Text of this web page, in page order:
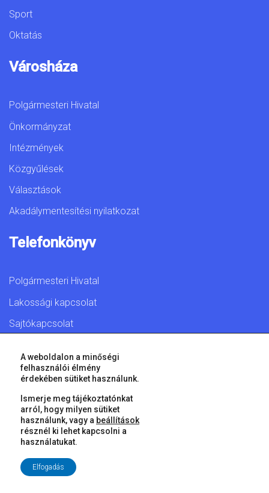
Sport
Oktatás
Városháza
Polgármesteri Hivatal
Önkormányzat
Intézmények
Közgyűlések
Választások
Akadálymentesítési nyilatkozat
Telefonkönyv
Polgármesteri Hivatal
Lakossági kapcsolat
Sajtókapcsolat
© 2026 Győr Megyei Jogú Város • Minden jog fenntartva!
A weboldalon a minőségi
felhasználói élmény
érdekében sütiket használunk.
Ismerje meg tájékoztatónkat
arról, hogy milyen sütiket
használunk, vagy a beállítások
résznél ki lehet kapcsolni a
használatukat.
Elfogadás